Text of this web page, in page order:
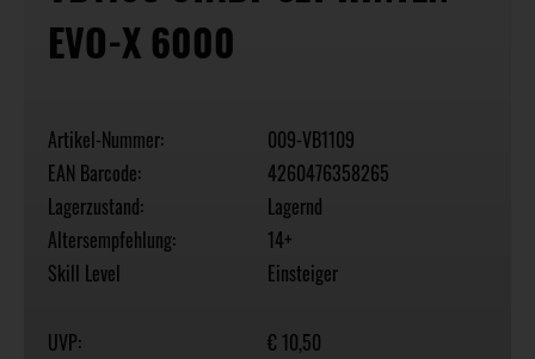
EVO-X 6000
Artikel-Nummer:
009-VB1109
EAN Barcode:
4260476358265
Lagerzustand:
Lagernd
Altersempfehlung:
14+
Skill Level
Einsteiger
UVP: € 10,50